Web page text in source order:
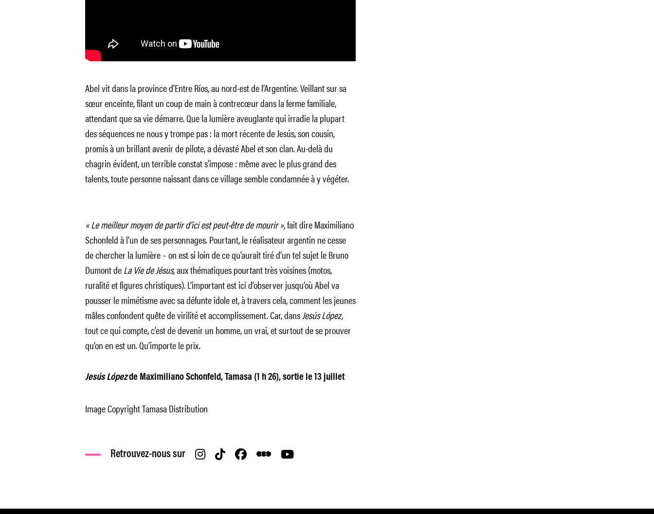
Abel vit dans la province d’Entre Ríos, au nord-est de l’Argentine. Veillant sur sa
sœur enceinte, filant un coup de main à contrecœur dans la ferme familiale,
attendant que sa vie démarre. Que la lumière aveuglante qui irradie la plupart
des séquences ne nous y trompe pas : la mort récente de Jesús, son cousin,
promis à un brillant avenir de pilote, a dévasté Abel et son clan. Au-delà du
chagrin évident, un terrible constat s’impose : même avec le plus grand des
talents, toute personne naissant dans ce village semble condamnée à y végéter.
« Le meilleur moyen de partir d’ici est peut-être de mourir »,fait dire Maximiliano
Schonfeld à l’un de ses personnages. Pourtant, le réalisateur argentin ne cesse
de chercher la lumière – on est si loin de ce qu’aurait tiré d’un tel sujet le Bruno
Dumont deLa Vie de Jésus,aux thématiques pourtant très voisines (motos,
ruralité et figures christiques). L’important est ici d’observer jusqu’où Abel va
pousser le mimétisme avec sa défunte idole et, à travers cela, comment les jeunes
mâles confondent quête de virilité et accomplissement. Car, dansJesús López,
tout ce qui compte, c’est de devenir un homme, un vrai, et surtout de se prouver
qu’on en est un. Qu’importe le prix.
Jesús Lópezde Maximiliano Schonfeld, Tamasa (1 h 26), sortie le 13 juillet
Image Copyright Tamasa Distribution
Retrouvez-nous sur